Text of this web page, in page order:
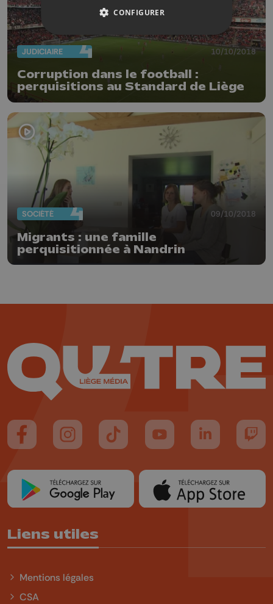
JUDICIAIRE 10/10/2018
Corruption dans le football :
perquisitions au Standard de Liège
SOCIÉTÉ 09/10/2018
Migrants : une famille
perquisitionnée à Nandrin
Suivez-nous sur FaceBook
Suivez-nous sur Instagram
Suivez-nous sur TikTok
Suivez-nous sur YouTube
Suivez-nous
Liens utiles
Mentions légales
CSA
CONFIGURER